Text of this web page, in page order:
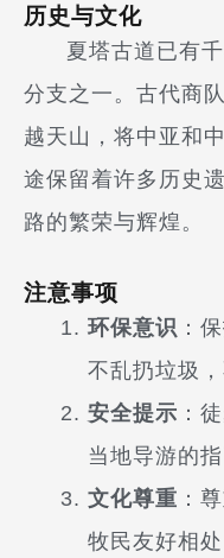
历史与文化
夏塔古道已有
分支之一。古代商
越天山，将中亚和
途保留着许多历史
路的繁荣与辉煌。
注意事项
环保意识 ：
不乱扔垃圾，
安全提示 ：
当地导游的
文化尊重 ：
牧民友好相